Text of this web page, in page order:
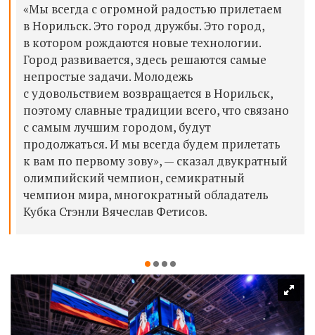
«Мы всегда с огромной радостью прилетаем
в Норильск. Это город дружбы. Это город,
в котором рождаются новые технологии.
Город развивается, здесь решаются самые
непростые задачи. Молодежь
с удовольствием возвращается в Норильск,
поэтому славные традиции всего, что связано
с самым лучшим городом, будут
продолжаться. И мы всегда будем прилетать
к вам по первому зову», — сказал двукратный
олимпийский чемпион, семикратный
чемпион мира, многократный обладатель
Кубка Стэнли Вячеслав Фетисов.